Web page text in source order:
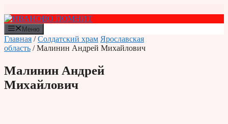
к
содержимому
Меню
Главная /Солдатский храм Ярославская
область / Малинин Андрей Михайлович
Малинин Андрей
Михайлович